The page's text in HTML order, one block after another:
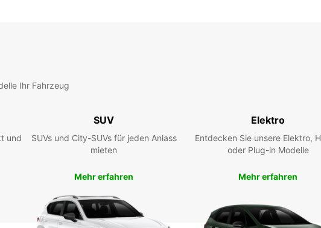
und
den
Sie
bei
Ihr Fahrzeug
und
SUV
SUVs und City-SUVs für jeden Anlass
mieten
Mehr erfahren
Elektro
Entdecken Sie unsere Elektro,
oder Plug-in Modelle
Mehr erfahren